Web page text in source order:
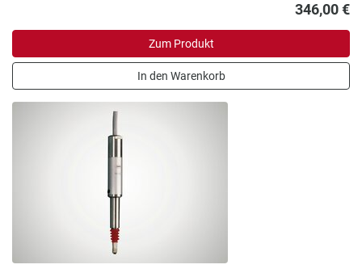
346,00 €
Zum Produkt
In den Warenkorb